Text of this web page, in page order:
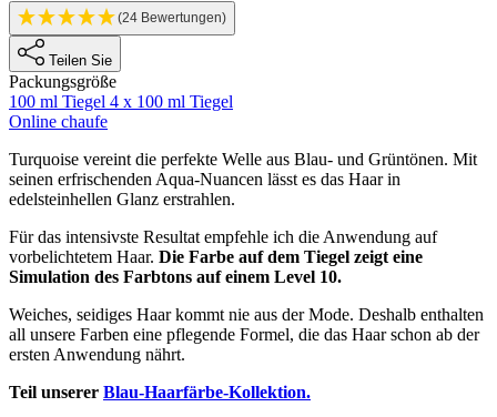
(24 Bewertungen)
Teilen Sie
Packungsgröße
100 ml Tiegel 4 x 100 ml Tiegel
Online chaufe
Description
Turquoise vereint die perfekte Welle aus Blau- und Grüntönen. Mit
seinen erfrischenden Aqua-Nuancen lässt es das Haar in
edelsteinhellen Glanz erstrahlen.
Für das intensivste Resultat empfehle ich die Anwendung auf
vorbelichtetem Haar. Die Farbe auf dem Tiegel zeigt eine
Simulation des Farbtons auf einem Level 10.
Weiches, seidiges Haar kommt nie aus der Mode. Deshalb enthalten
all unsere Farben eine pflegende Formel, die das Haar schon ab der
ersten Anwendung nährt.
Teil unserer Blau-Haarfärbe-Kollektion.